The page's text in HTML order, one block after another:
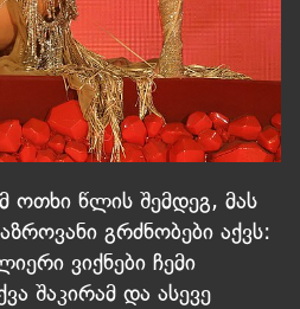
ოთხი წლის შემდეგ, მას
გრძნობები აქვს:
ვიქნები ჩემი
შაკირამ და ასევე